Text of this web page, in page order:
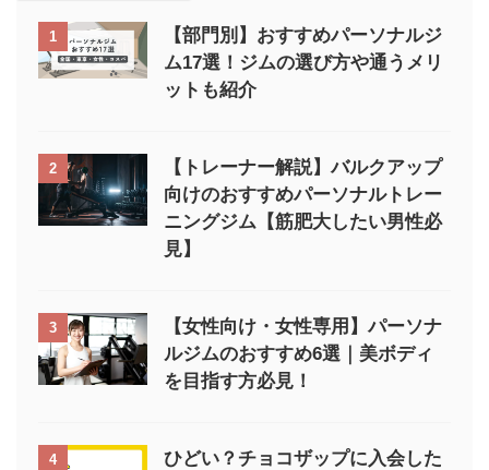
1
【部門別】おすすめパーソナルジ
ム17選！ジムの選び方や通うメリ
ットも紹介
2
【トレーナー解説】バルクアップ
向けのおすすめパーソナルトレー
ニングジム【筋肥大したい男性必
見】
3
【女性向け・女性専用】パーソナ
ルジムのおすすめ6選｜美ボディ
を目指す方必見！
4
ひどい？チョコザップに入会した